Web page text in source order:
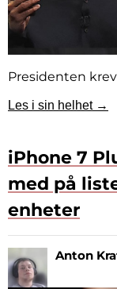
Presidenten
Les i sin helhet →
iPhone 7
med på
enheter
Anton